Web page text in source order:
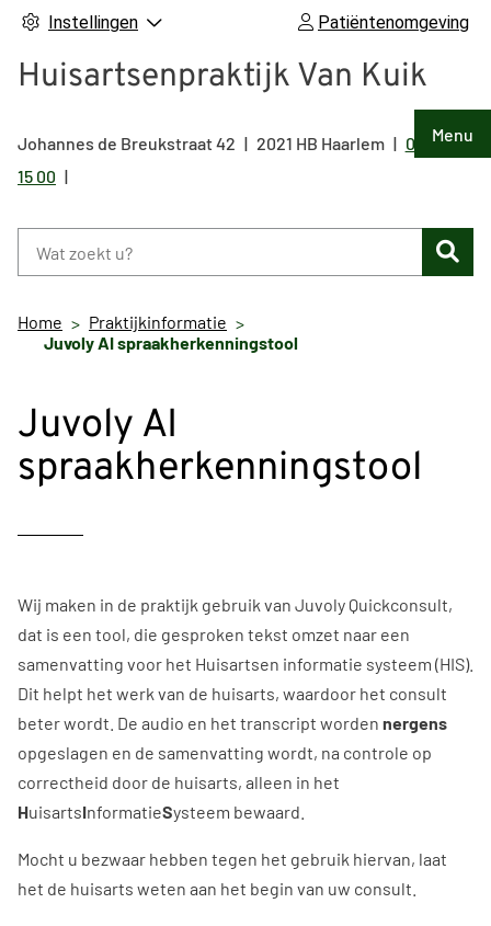
Instellingen Patiëntenomgeving
Huisartsenpraktijk Van Kuik
Menu
Johannes de Breukstraat42 2021 HB Haarlem Tel:
023 525
15 00
Home
Praktijkinformatie
Juvoly AI spraakherkenningstool
Juvoly AI
spraakherkenningstool
Wij maken in de praktijk gebruik van Juvoly Quickconsult,
dat is een tool, die gesproken tekst omzet naar een
samenvatting voor het Huisartsen informatie systeem (HIS).
Dit helpt het werk van de huisarts, waardoor het consult
beter wordt. De audio en het transcript worden nergens
opgeslagen en de samenvatting wordt, na controle op
correctheid door de huisarts, alleen in het
HuisartsInformatieSysteem bewaard.
Mocht u bezwaar hebben tegen het gebruik hiervan, laat
het de huisarts weten aan het begin van uw consult.